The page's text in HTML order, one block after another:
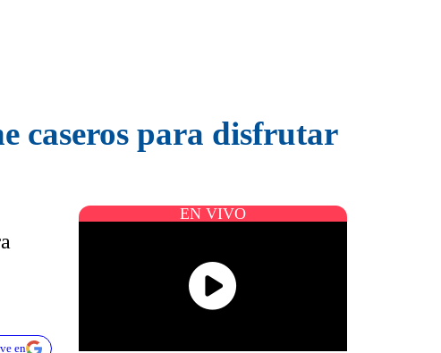
caseros para disfrutar
en
EN VIVO